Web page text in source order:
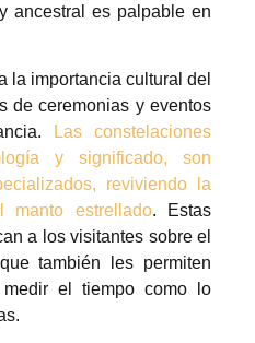
ancestral es palpable en
la importancia cultural del
de ceremonias y eventos
Las constelaciones
y significado, son
reviviendo la
manto estrellado. Estas
a los visitantes sobre el
también les permiten
el tiempo como lo